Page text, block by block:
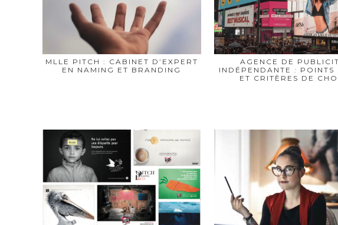
MLLE PITCH : CABINET D’EXPERT
EN NAMING ET BRANDING
AGENCE DE
INDÉPENDANTE : POINTS
ET CRITÈRES DE